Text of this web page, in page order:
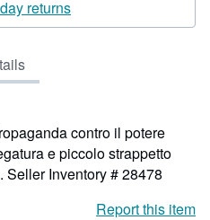
out
returns
contro il potere
e piccolo strappetto
Seller Inventory # 28478
Report this item